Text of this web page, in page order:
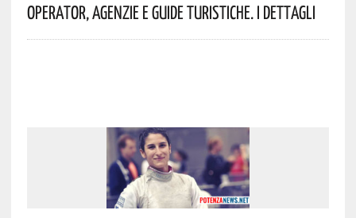
Operator, Agenzie E Guide Turistiche. I Dettagli